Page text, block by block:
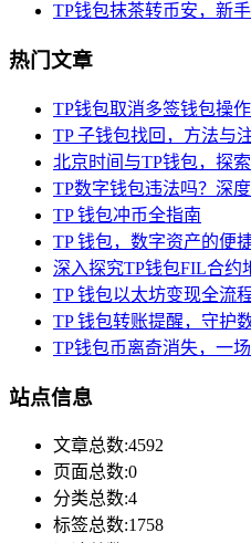
TP钱包抹茶转币安，新
热门文章
TP钱包取消多签钱包操
TP 子钱包找回，方法与
北京时间与TP钱包，探
TP数字钱包违法吗？深
TP 钱包冲币全指南
TP 钱包，数字资产的便
深入探究TP钱包FIL合约
TP 钱包以太坊变现全流
TP 钱包转账提醒，守护
TP钱包币离奇消失，一
站点信息
文章总数:4592
页面总数:0
分类总数:4
标签总数:1758